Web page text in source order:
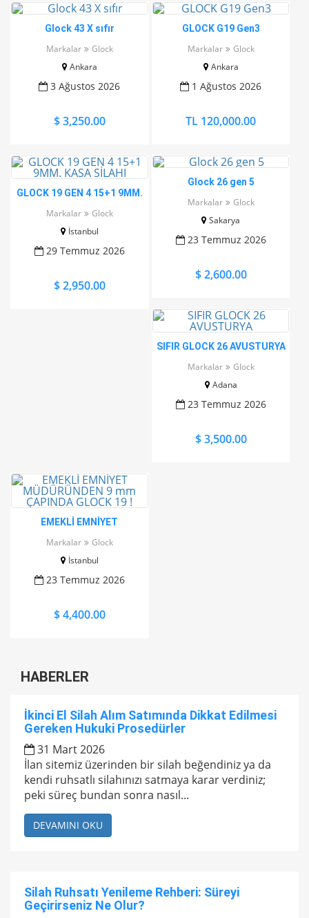
Glock 43 X sıfır
Markalar
Glock
Ankara
3 Ağustos 2026
$ 3,250.00
GLOCK G19 Gen3
Markalar
Glock
Ankara
1 Ağustos 2026
TL 120,000.00
GLOCK 19 GEN 4 15+1 9MM.
Markalar
Glock
İstanbul
29 Temmuz 2026
$ 2,950.00
Glock 26 gen 5
Markalar
Glock
Sakarya
23 Temmuz 2026
$ 2,600.00
SIFIR GLOCK 26 AVUSTURYA
Markalar
Glock
Adana
23 Temmuz 2026
$ 3,500.00
EMEKLİ EMNİYET
Markalar
Glock
İstanbul
23 Temmuz 2026
$ 4,400.00
HABERLER
İkinci El Silah Alım Satımında Dikkat Edilmesi
Gereken Hukuki Prosedürler
31 Mart 2026
İlan sitemiz üzerinden bir silah beğendiniz ya da
kendi ruhsatlı silahınızı satmaya karar verdiniz;
peki süreç bundan sonra nasıl...
DEVAMINI OKU
Silah Ruhsatı Yenileme Rehberi: Süreyi
Geçirirseniz Ne Olur?